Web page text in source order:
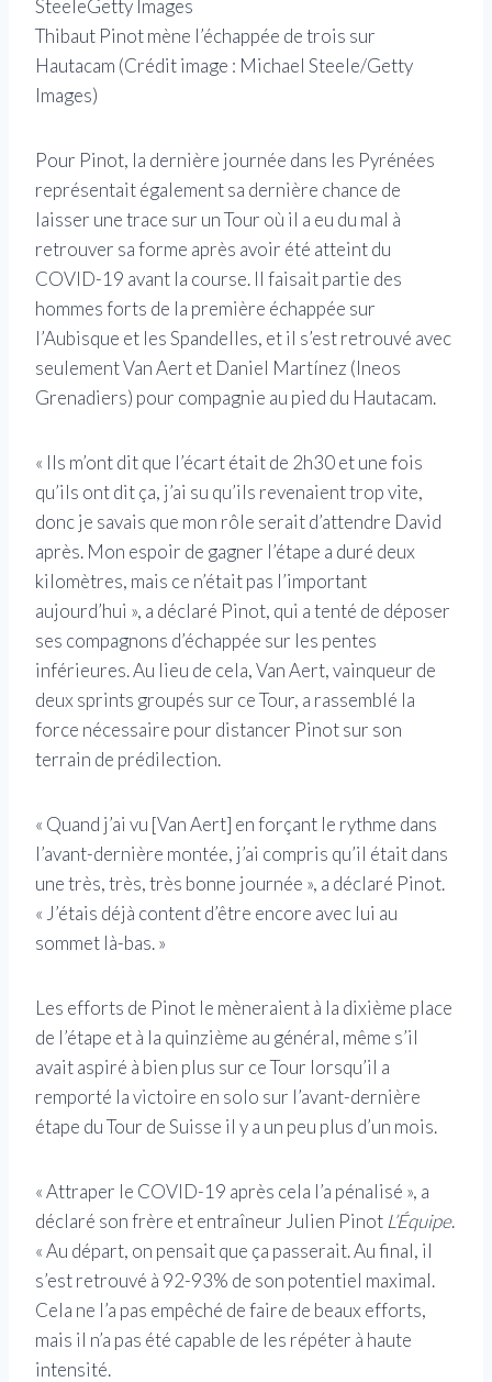
Thibaut Pinot mène l’échappée de trois sur
Hautacam (Crédit image : Michael Steele/Getty
Images)
Pour Pinot, la dernière journée dans les Pyrénées
représentait également sa dernière chance de
laisser une trace sur un Tour où il a eu du mal à
retrouver sa forme après avoir été atteint du
COVID-19 avant la course. Il faisait partie des
hommes forts de la première échappée sur
l’Aubisque et les Spandelles, et il s’est retrouvé avec
seulement Van Aert et Daniel Martínez (Ineos
Grenadiers) pour compagnie au pied du Hautacam.
« Ils m’ont dit que l’écart était de 2h30 et une fois
qu’ils ont dit ça, j’ai su qu’ils revenaient trop vite,
donc je savais que mon rôle serait d’attendre David
après. Mon espoir de gagner l’étape a duré deux
kilomètres, mais ce n’était pas l’important
aujourd’hui », a déclaré Pinot, qui a tenté de déposer
ses compagnons d’échappée sur les pentes
inférieures. Au lieu de cela, Van Aert, vainqueur de
deux sprints groupés sur ce Tour, a rassemblé la
force nécessaire pour distancer Pinot sur son
terrain de prédilection.
« Quand j’ai vu [Van Aert] en forçant le rythme dans
l’avant-dernière montée, j’ai compris qu’il était dans
une très, très, très bonne journée », a déclaré Pinot.
« J’étais déjà content d’être encore avec lui au
sommet là-bas. »
Les efforts de Pinot le mèneraient à la dixième place
de l’étape et à la quinzième au général, même s’il
avait aspiré à bien plus sur ce Tour lorsqu’il a
remporté la victoire en solo sur l’avant-dernière
étape du Tour de Suisse il y a un peu plus d’un mois.
« Attraper le COVID-19 après cela l’a pénalisé », a
déclaré son frère et entraîneur Julien Pinot L’Équipe.
« Au départ, on pensait que ça passerait. Au final, il
s’est retrouvé à 92-93% de son potentiel maximal.
Cela ne l’a pas empêché de faire de beaux efforts,
mais il n’a pas été capable de les répéter à haute
intensité.